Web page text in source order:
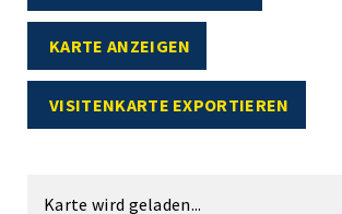
KARTE ANZEIGEN
VISITENKARTE EXPORTIEREN
Karte wird geladen...